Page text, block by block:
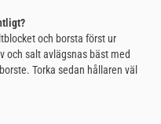
och borsta först ur
och salt avlägsnas bäst med
Torka sedan hållaren väl